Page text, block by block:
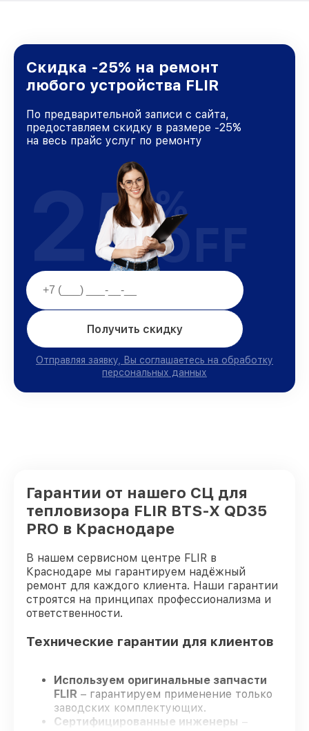
Скидка -25% на ремонт
любого устройства FLIR
По предварительной записи с сайта,
предоставляем скидку в размере -25%
на весь прайс услуг по ремонту
Получить скидку
Отправляя заявку, Вы соглашаетесь на обработку
персональных данных
25%
OFF
Гарантии от нашего СЦ для
тепловизора FLIR BTS-X QD35
PRO в Краснодаре
В нашем сервисном центре FLIR в
Краснодаре мы гарантируем надёжный
ремонт для каждого клиента. Наши гарантии
строятся на принципах профессионализма и
ответственности.
Технические гарантии для клиентов
Используем оригинальные запчасти
FLIR – гарантируем применение только
заводских комплектующих.
Сертифицированные инженеры –